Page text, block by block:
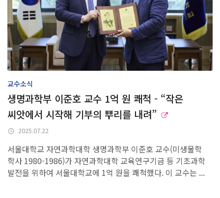
교수소식
생명과학부 이준호 교수 1억 원 쾌척 - “작은
씨앗에서 시작해 기부의 뿌리를 내려”
2025.07.22
서울대학교 자연과학대학 생명과학부 이준호 교수(미생물학
학사 1980-1986)가 자연과학대학 교육연구기금 등 기초과학
발전을 위하여 서울대학교에 1억 원을 쾌척했다. 이 교수는 ...
뉴스룸